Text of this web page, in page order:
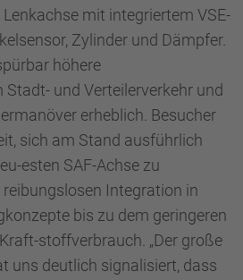
mit integriertem VSE-
Zylinder und Dämpfer.
höhere
und Verteilerverkehr und
erheblich. Besucher
sich am Stand ausführlich
esten SAF-Achse zu
Integration in
bis zu dem geringeren
stoffverbrauch. „Der große
uns deutlich signalisiert, dass